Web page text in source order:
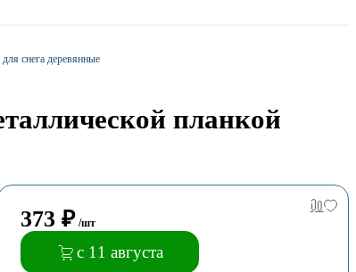
снега деревянные
планкой
373 ₽ /шт
с 11 августа